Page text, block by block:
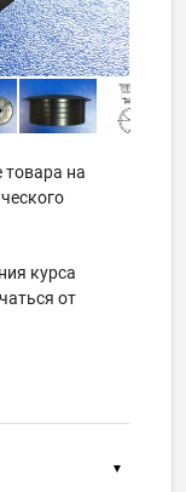
товара на
курса
от
▼